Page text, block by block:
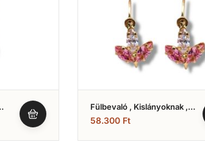
Fülbevaló , Kislányoknak ,
Rózsaszín És Fehér Kővel ,
Tulipán Forma (Nr.1)
58.300 Ft